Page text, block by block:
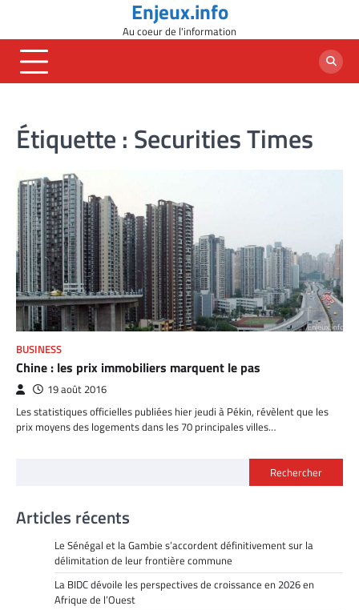
content
Enjeux.info
Au coeur de l'information
Étiquette : Securities Times
BUSINESS
Chine : les prix immobiliers marquent le pas
19 août 2016
Les statistiques officielles publiées hier jeudi à Pékin, révèlent que les
prix moyens des logements dans les 70 principales villes…
Rechercher
Articles récents
Le Sénégal et la Gambie s’accordent définitivement sur la
délimitation de leur frontière commune
La BIDC dévoile les perspectives de croissance en 2026 en
Afrique de l’Ouest